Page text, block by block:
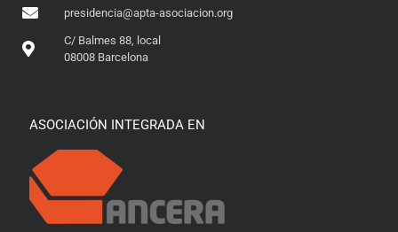
presidencia@apta-asociacion.org
C/ Balmes 88, local
08008 Barcelona
ASOCIACIÓN INTEGRADA EN